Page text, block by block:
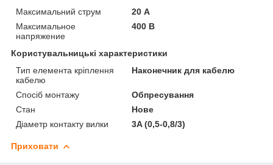
Максимальний струм
20 А
Максимальное
напряжение
400 В
Користувальницькі характеристики
Тип елемента кріплення
кабелю
Наконечник для кабелю
Спосіб монтажу
Обпресування
Стан
Нове
Діаметр контакту вилки
3A (0,5-0,8/3)
Приховати